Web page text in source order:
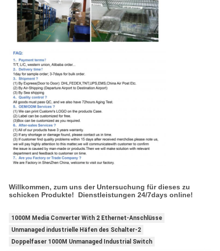
Willkommen, zum uns der Untersuchung für dieses zu
schicken Produkte! Dienstleistungen 24/7days online!
1000M Media Converter With 2 Ethernet-Anschlüsse
Unmanaged industrielle Häfen des Schalter-2
Doppelfaser 1000M Unmanaged Industrial Switch